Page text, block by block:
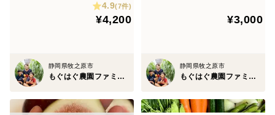
なります。
月間製造個数10000個突破し、
4.9(7件)
¥4,200
静岡県牧之原市
もぐはぐ農園ファミリー
¥3,000
静岡県牧之原市
もぐはぐ農園ファミリー